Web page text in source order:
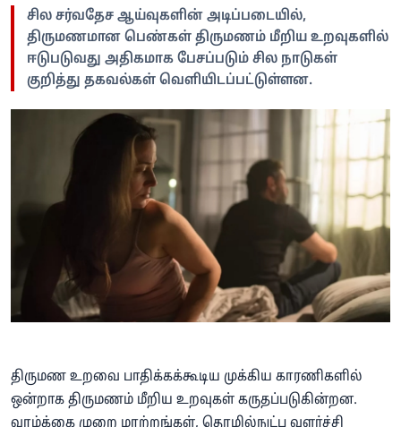
சில சர்வதேச ஆய்வுகளின் அடிப்படையில்,
திருமணமான பெண்கள் திருமணம் மீறிய உறவுகளில்
ஈடுபடுவது அதிகமாக பேசப்படும் சில நாடுகள்
குறித்து தகவல்கள் வெளியிடப்பட்டுள்ளன.
திருமண உறவை பாதிக்கக்கூடிய முக்கிய காரணிகளில்
ஒன்றாக திருமணம் மீறிய உறவுகள் கருதப்படுகின்றன.